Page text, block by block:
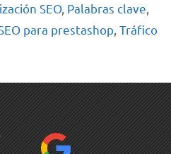
SEO, Palabras clave,
para prestashop, Tráfico